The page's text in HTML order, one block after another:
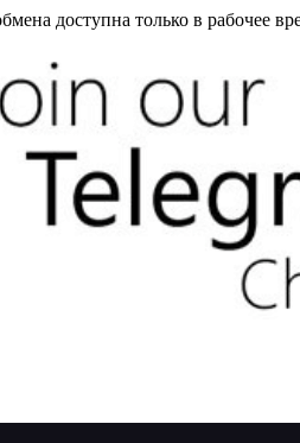
доступна только в рабочее